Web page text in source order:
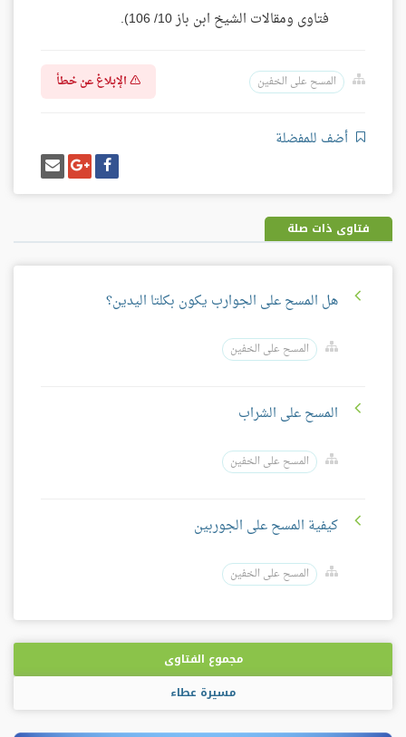
فتاوى ومقالات الشيخ ابن باز 10/ 106).
المسح على الخفين الإبلاغ عن خطأ
أضف للمفضلة
شارك
على
فيسبوك
شارك
على
غوغل
بلس
إرسل
إيميل
فتاوى ذات صلة
هل المسح على الجوارب يكون بكلتا اليدين؟
المسح على الخفين
المسح على الشراب
المسح على الخفين
كيفية المسح على الجوربين
المسح على الخفين
مجموع الفتاوى
مسيرة عطاء